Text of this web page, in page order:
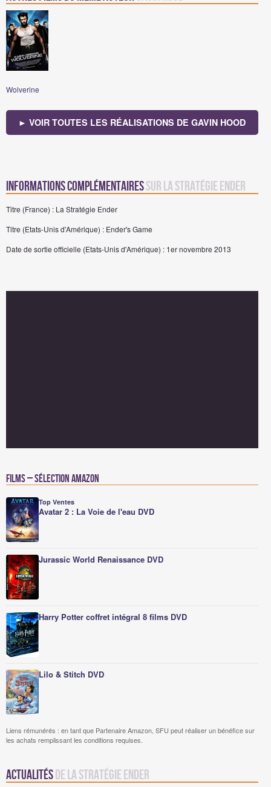
Wolverine
► VOIR TOUTES LES RÉALISATIONS DE GAVIN HOOD
Informations complémentairessur La Stratégie Ender
Titre (France) : La Stratégie Ender
Titre (Etats-Unis d'Amérique) : Ender's Game
Date de sortie officielle (Etats-Unis d'Amérique) : 1er novembre 2013
Films – Sélection Amazon
Top Ventes
Avatar 2 : La Voie de l'eau DVD
Jurassic World Renaissance DVD
Harry Potter coffret intégral 8 films DVD
Lilo & Stitch DVD
Liens rémunérés : en tant que Partenaire Amazon, SFU peut réaliser un bénéfice sur
les achats remplissant les conditions requises.
Actualités de La Stratégie Ender